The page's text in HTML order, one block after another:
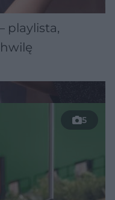
playlista,
5